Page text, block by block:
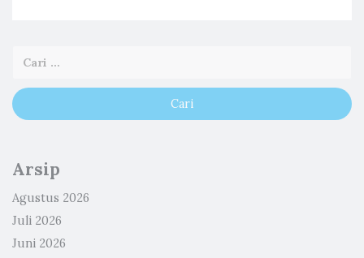
Arsip
Agustus 2026
Juli 2026
Juni 2026